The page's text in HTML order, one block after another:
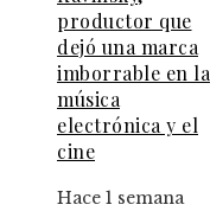
productor que
dejó una marca
imborrable en la
música
electrónica y el
cine
Hace 1 semana